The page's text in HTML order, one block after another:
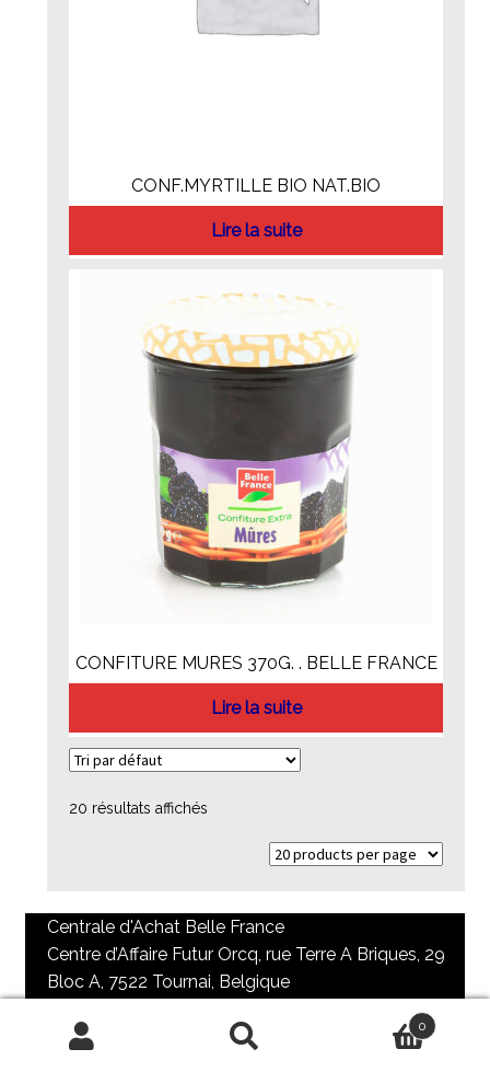
CONF.MYRTILLE BIO NAT.BIO
Lire la suite
CONFITURE MURES 370G. . BELLE FRANCE
Lire la suite
20 résultats affichés
Centrale d'Achat Belle France
Centre d’Affaire Futur Orcq, rue Terre A Briques, 29
Bloc A, 7522 Tournai, Belgique
contact@cabf.be
Recherche
Recherche
0